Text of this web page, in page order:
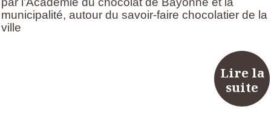
municipalité, autour du savoir-faire chocolatier de la
ville
Lire la
suite